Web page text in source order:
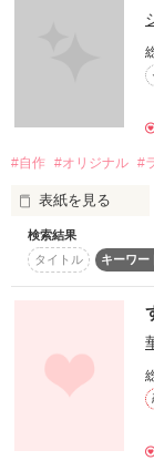
#自作 #オリジナル #
表紙を見る
初めまして。
シンタローと申
亀更新です。す
暖かい目で見て
嬉しいです。
検索結果
タイトル
キーワー